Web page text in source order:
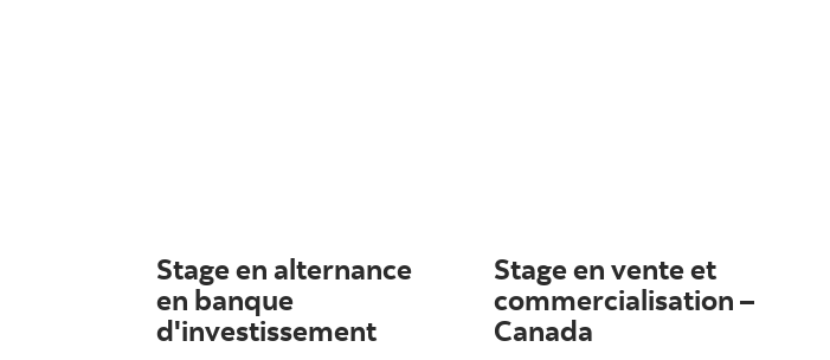
Stage en alternance
en banque
d'investissement
Stage en vente et
commercialisation –
Canada